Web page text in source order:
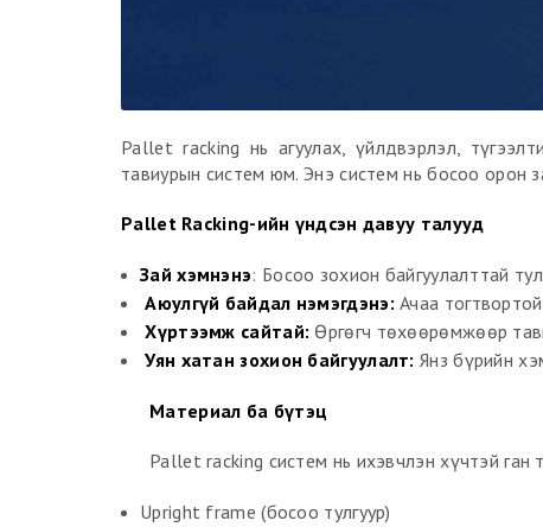
Pallet racking нь агуулах, үйлдвэрлэл,
тавиурын систем юм. Энэ систем нь босоо орон
Pallet Racking-ийн үндсэн давуу талууд
Зай хэмнэнэ: Босоо зохион байгуулалттай
Аюулгүй байдал нэмэгдэнэ: Ачаа
Хүртээмж сайтай: Өргөгч төхөөрөмжөөр
Уян хатан зохион байгуулалт: Янз бүрийн
Материал ба бүтэц
Pallet racking систем нь ихэвчлэн хүчтэй ган
Upright frame (босоо тулгуур)